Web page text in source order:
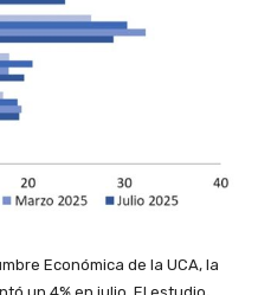
Económica de la UCA, la